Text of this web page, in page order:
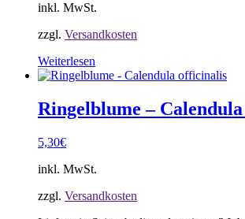
inkl. MwSt.
zzgl. Versandkosten
Weiterlesen
Ringelblume –
5,30€
inkl. MwSt.
zzgl. Versandkosten